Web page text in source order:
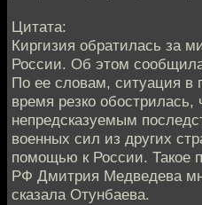
Цитата:
Киргизия обратилась за
России. Об этом
По ее словам, ситуация в
время резко обострилась,
непредсказуемым
военных сил из других
помощью к России. Такое
РФ Дмитрия Медведева
сказала Отунбаева.